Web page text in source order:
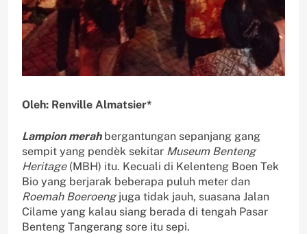
Oleh: Renville Almatsier*
Lampion merah bergantungan sepanjang gang
sempit yang pendèk sekitar Museum Benteng
Heritage(MBH) itu. Kecuali di Kelenteng Boen Tek
Bio yang berjarak beberapa puluh meter dan
Roemah Boeroengjuga tidak jauh, suasana Jalan
Cilame yang kalau siang berada di tengah Pasar
Benteng Tangerang sore itu sepi.